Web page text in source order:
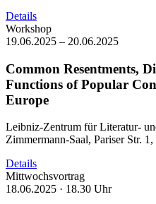
Details
Workshop
19.06.2025 – 20.06.2025
Common Resentments,
Functions of Popular
Europe
Leibniz-Zentrum für Literatur-
Zimmermann-Saal, Pariser Str.
Details
Mittwochsvortrag
18.06.2025 · 18.30 Uhr